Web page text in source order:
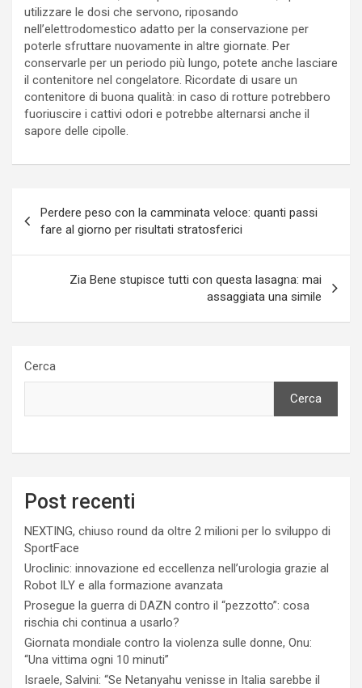
utilizzare le dosi che servono, riposando
nell’elettrodomestico adatto per la conservazione per
poterle sfruttare nuovamente in altre giornate. Per
conservarle per un periodo più lungo, potete anche lasciare
il contenitore nel congelatore. Ricordate di usare un
contenitore di buona qualità: in caso di rotture potrebbero
fuoriuscire i cattivi odori e potrebbe alternarsi anche il
sapore delle cipolle.
articoli
Perdere peso con la camminata veloce: quanti passi
fare al giorno per risultati stratosferici
Zia Bene stupisce tutti con questa lasagna: mai
assaggiata una simile
Cerca
Cerca
Post recenti
NEXTING, chiuso round da oltre 2 milioni per lo sviluppo di
SportFace
Uroclinic: innovazione ed eccellenza nell’urologia grazie al
Robot ILY e alla formazione avanzata
Prosegue la guerra di DAZN contro il “pezzotto”: cosa
rischia chi continua a usarlo?
Giornata mondiale contro la violenza sulle donne, Onu:
“Una vittima ogni 10 minuti”
Israele, Salvini: “Se Netanyahu venisse in Italia sarebbe il